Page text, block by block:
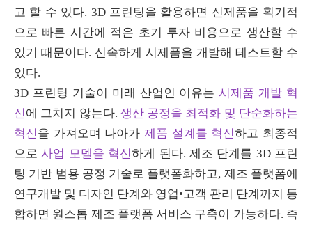
고 할 수 있다. 3D 프린팅을 활용하면 신제품을 획기적
으로 빠른 시간에 적은 초기 투자 비용으로 생산할 수
있기 때문이다. 신속하게 시제품을 개발해 테스트할 수
있다.
3D 프린팅 기술이 미래 산업인 이유는시제품 개발 혁
신에 그치지 않는다. 생산 공정을 최적화 및 단순화하는
혁신을 가져오며 나아가 제품 설계를 혁신하고 최종적
으로사업 모델을 혁신하게 된다. 제조 단계를 3D 프린
팅 기반 범용 공정 기술로 플랫폼화하고, 제조 플랫폼에
연구개발 및 디자인 단계와 영업•고객 관리 단계까지 통
합하면 원스톱 제조 플랫폼 서비스 구축이 가능하다. 즉